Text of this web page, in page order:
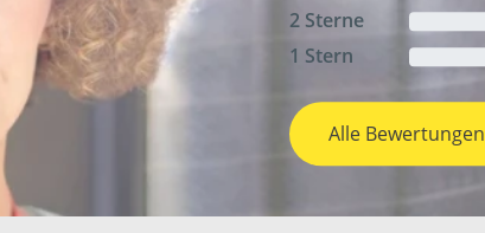
2 Sterne
1 Stern
Alle Bewertungen